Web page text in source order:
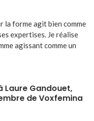
la forme agit bien comme
expertises. Je réalise
agissant comme un
Laure Gandouet,
de Voxfemina